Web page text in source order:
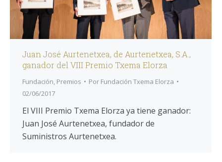
Juan José Aurtenetxea, de Aurtenetxea, S.A.,
ganador del VIII Premio Txema Elorza
Fundación Premios Por Fundación Txema Elorza
02/06/2017
El VIII Premio Txema Elorza ya tiene ganador:
Juan José Aurtenetxea, fundador de
Suministros Aurtenetxea.